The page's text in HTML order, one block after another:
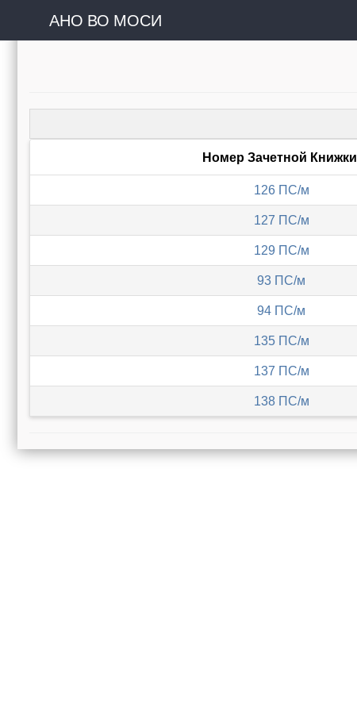
АНО ВО МОСИ
Номер Зачетной Книжки
126 ПС/м
127 ПС/м
129 ПС/м
93 ПС/м
94 ПС/м
135 ПС/м
137 ПС/м
138 ПС/м